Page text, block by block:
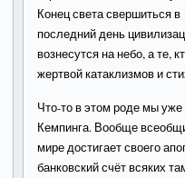
Конец света свершиться в
последний день
вознесутся на небо, а те,
жертвой катаклизмов и
Что-то в этом роде мы
Кемпинга. Вообще
мире достигает своего
банковский счёт всяких